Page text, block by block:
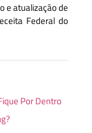
e atualização de
Federal do
Por Dentro